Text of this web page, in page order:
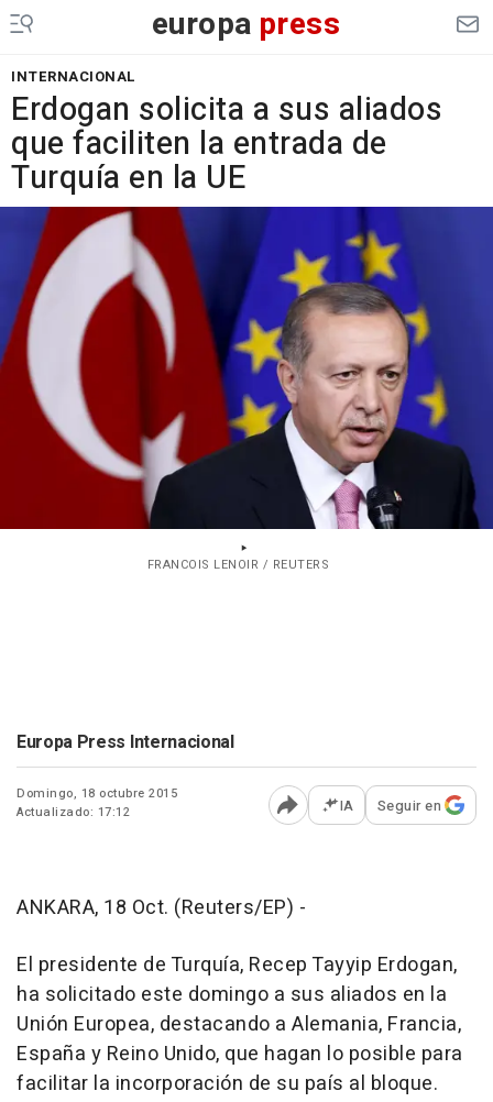
europa press
INTERNACIONAL
Erdogan solicita a sus aliados
que faciliten la entrada de
Turquía en la UE
FRANCOIS LENOIR / REUTERS
Europa Press Internacional
Domingo, 18 octubre 2015
Actualizado: 17:12
Abrir opciones para
IA Seguir en
ANKARA, 18 Oct. (Reuters/EP) -
El presidente de Turquía, Recep Tayyip Erdogan,
ha solicitado este domingo a sus aliados en la
Unión Europea, destacando a Alemania, Francia,
España y Reino Unido, que hagan lo posible para
facilitar la incorporación de su país al bloque.